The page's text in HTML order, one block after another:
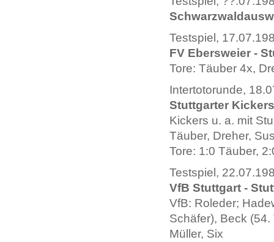
Testspiel,
FV Ebersweier -
Tore: Täuber 4x,
Intertotorunde,
Stuttgarter
Kickers u. a. mit
Täuber, Dreher,
Tore: 1:0 Täuber,
Testspiel,
VfB Stuttgart -
VfB: Roleder;
Schäfer), Beck
Müller, Six